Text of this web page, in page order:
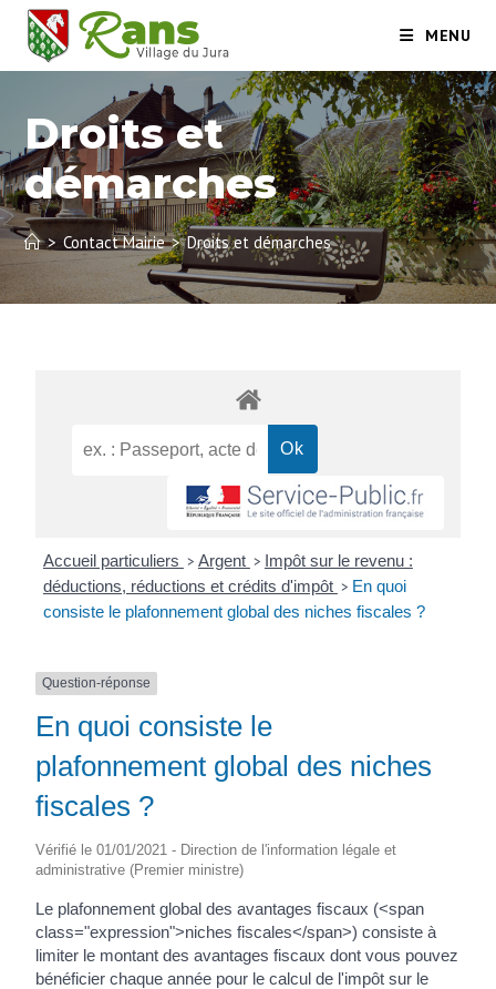
MENU
Droits et
démarches
> Contact Mairie > Droits et démarches
Accueil particuliers > Argent > Impôt sur le revenu :
déductions, réductions et crédits d'impôt > En quoi
consiste le plafonnement global des niches fiscales ?
Question-réponse
En quoi consiste le
plafonnement global des niches
fiscales ?
Vérifié le 01/01/2021 - Direction de l'information légale et
administrative (Premier ministre)
Le plafonnement global des avantages fiscaux (<span
class="expression">niches fiscales</span>) consiste à
limiter le montant des avantages fiscaux dont vous pouvez
bénéficier chaque année pour le calcul de l'impôt sur le